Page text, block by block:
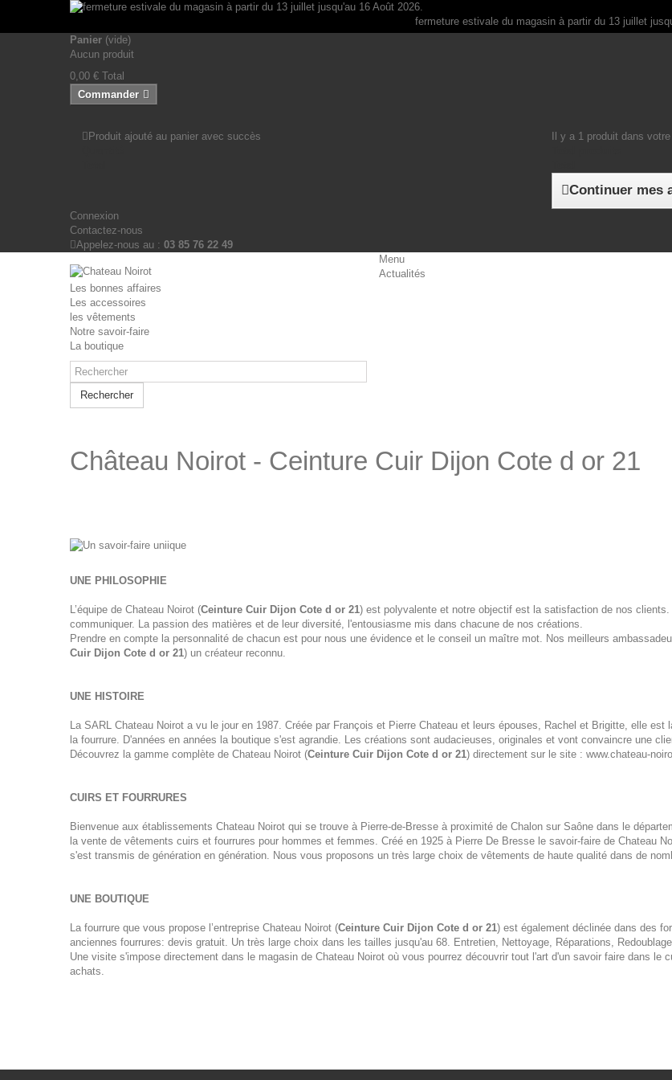
fermeture estivale du magasin à partir du 13 juillet
Panier (vide)
Aucun produit
0,00 € Total
Commander
Produit ajouté au panier avec succès
Il y a 1 produit dans
Continuer mes
Connexion
Contactez-nous
Appelez-nous au : 03 85 76 22 49
Menu
Actualités
Les bonnes affaires
Les accessoires
les vêtements
Notre savoir-faire
La boutique
Rechercher
Château Noirot - Ceinture Cuir Dijon Cote d or 21
UNE PHILOSOPHIE
L’équipe de Chateau Noirot (Ceinture Cuir Dijon Cote d or 21) est polyvalente et notre objectif est la satisfaction de nos
communiquer. La passion des matières et de leur diversité, l'entousiasme mis dans chacune de nos créations.
Prendre en compte la personnalité de chacun est pour nous une évidence et le conseil un maître mot. Nos meilleurs
Cuir Dijon Cote d or 21) un créateur reconnu.
UNE HISTOIRE
La SARL Chateau Noirot a vu le jour en 1987. Créée par François et Pierre Chateau et leurs épouses, Rachel et Brigitte, elle
la fourrure. D'années en années la boutique s'est agrandie. Les créations sont audacieuses, originales et vont convaincre une
Découvrez la gamme complète de Chateau Noirot (Ceinture Cuir Dijon Cote d or 21) directement sur le site : www.chateau-
CUIRS ET FOURRURES
Bienvenue aux établissements Chateau Noirot qui se trouve à Pierre-de-Bresse à proximité de Chalon sur Saône dans le
la vente de vêtements cuirs et fourrures pour hommes et femmes. Créé en 1925 à Pierre De Bresse le savoir-faire de Chateau
s'est transmis de génération en génération. Nous vous proposons un très large choix de vêtements de haute qualité dans de
UNE BOUTIQUE
La fourrure que vous propose l’entreprise Chateau Noirot (Ceinture Cuir Dijon Cote d or 21) est également déclinée dans des
anciennes fourrures: devis gratuit. Un très large choix dans les tailles jusqu'au 68. Entretien, Nettoyage, Réparations,
Une visite s'impose directement dans le magasin de Chateau Noirot où vous pourrez découvrir tout l'art d'un savoir faire dans
achats.
Panneau de gestion des cookies